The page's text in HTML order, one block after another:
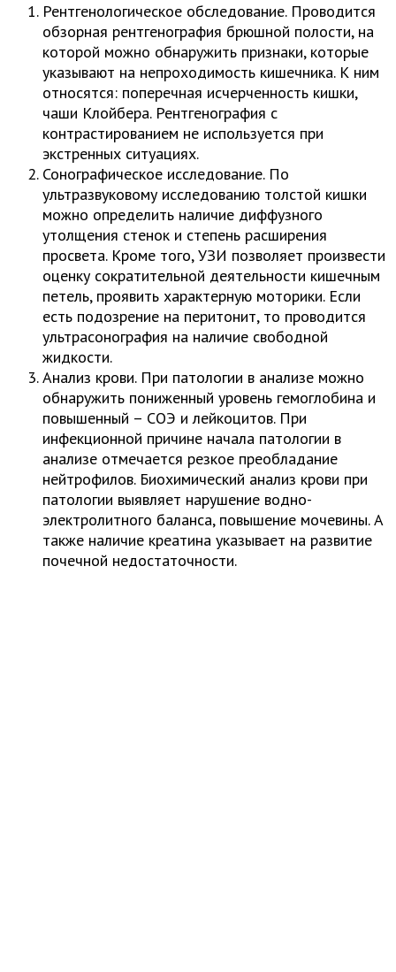
Рентгенологическое обследование. Проводится
обзорная рентгенография брюшной полости, на
которой можно обнаружить признаки, которые
указывают на непроходимость кишечника. К ним
относятся: поперечная исчерченность кишки,
чаши Клойбера. Рентгенография с
контрастированием не используется при
экстренных ситуациях.
Сонографическое исследование. По
ультразвуковому исследованию толстой кишки
можно определить наличие диффузного
утолщения стенок и степень расширения
просвета. Кроме того, УЗИ позволяет произвести
оценку сократительной деятельности кишечным
петель, проявить характерную моторики. Если
есть подозрение на перитонит, то проводится
ультрасонография на наличие свободной
жидкости.
Анализ крови. При патологии в анализе можно
обнаружить пониженный уровень гемоглобина и
повышенный – СОЭ и лейкоцитов. При
инфекционной причине начала патологии в
анализе отмечается резкое преобладание
нейтрофилов. Биохимический анализ крови при
патологии выявляет нарушение водно-
электролитного баланса, повышение мочевины. А
также наличие креатина указывает на развитие
почечной недостаточности.